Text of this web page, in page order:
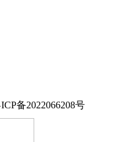
备2022066208号